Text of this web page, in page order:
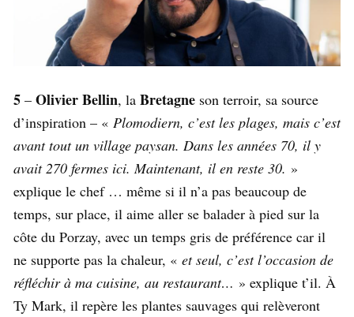
5 – Olivier Bellin, la Bretagne son terroir, sa source
d’inspiration – « Plomodiern, c’est les plages, mais c’est
avant tout un village paysan. Dans les années 70, il y
avait 270 fermes ici. Maintenant, il en reste 30. »
explique le chef … même si il n’a pas beaucoup de
temps, sur place, il aime aller se balader à pied sur la
côte du Porzay, avec un temps gris de préférence car il
ne supporte pas la chaleur, « et seul, c’est l’occasion de
réfléchir à ma cuisine, au restaurant… » explique t’il. À
Ty Mark, il repère les plantes sauvages qui relèveront